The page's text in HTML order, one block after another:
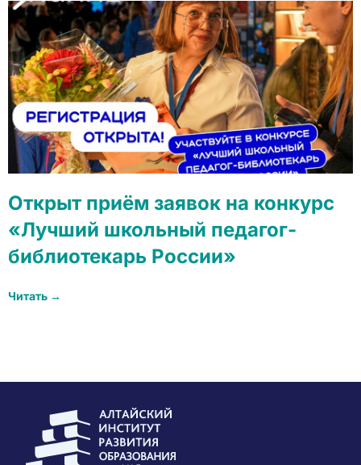
Открыт приём заявок на конкурс
«Лучший школьный педагог-
библиотекарь России»
Читать →